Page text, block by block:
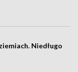
Niedługo